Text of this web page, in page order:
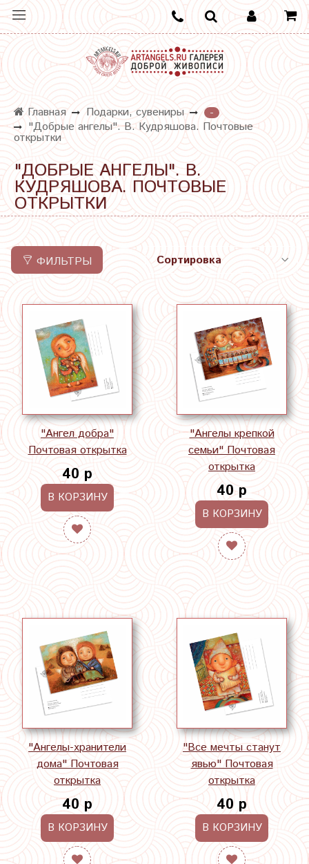
Главная Подарки, сувениры
-
"Добрые ангелы". В. Кудряшова. Почтовые
открытки
"ДОБРЫЕ АНГЕЛЫ". В.
КУДРЯШОВА. ПОЧТОВЫЕ
ОТКРЫТКИ
ФИЛЬТРЫ
"Ангел добра"
Почтовая открытка
40 р
В КОРЗИНУ
"Ангелы крепкой
семьи" Почтовая
открытка
40 р
В КОРЗИНУ
"Ангелы-хранители
дома" Почтовая
открытка
40 р
В КОРЗИНУ
"Все мечты станут
явью" Почтовая
открытка
40 р
В КОРЗИНУ